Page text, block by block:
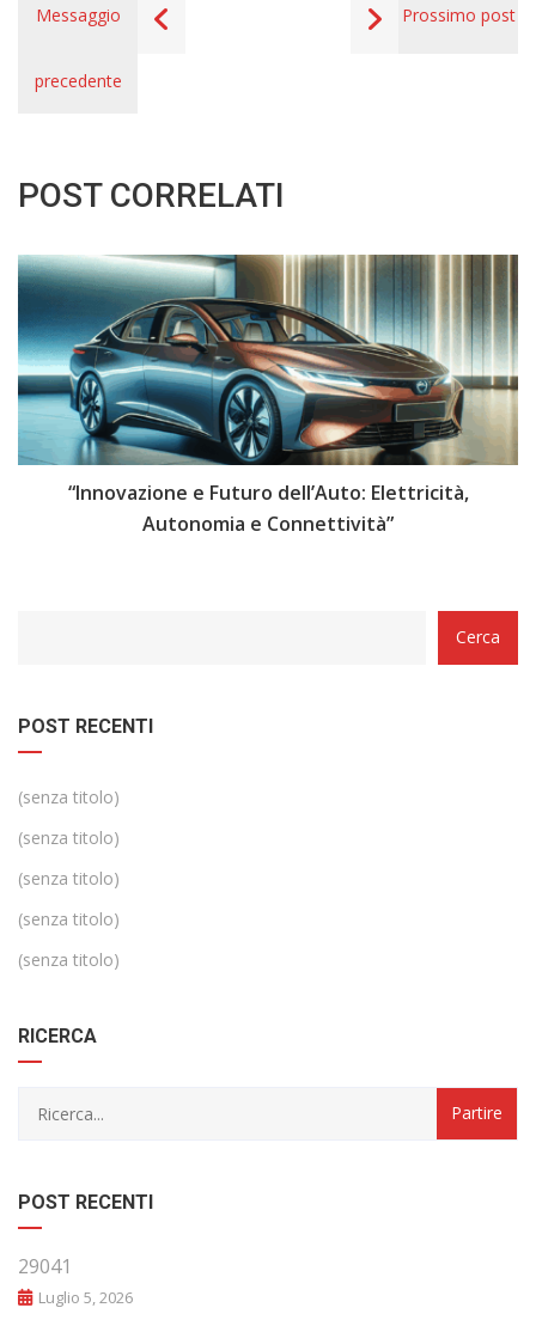
Messaggio
precedente
Prossimo post
POST CORRELATI
“Innovazione e Futuro dell’Auto: Elettricità,
Autonomia e Connettività”
Cerca
POST RECENTI
(senza titolo)
(senza titolo)
(senza titolo)
(senza titolo)
(senza titolo)
RICERCA
POST RECENTI
29041
Luglio 5, 2026